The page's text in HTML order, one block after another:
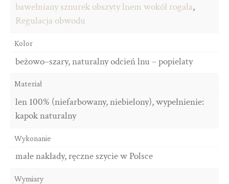
bawełniany sznurek obszyty lnem wokół rogala,
Regulacja obwodu
Kolor
beżowo–szary, naturalny odcień lnu – popielaty
Materiał
len 100% (niefarbowany, niebielony), wypełnienie:
kapok naturalny
Wykonanie
małe nakłady, ręczne szycie w Polsce
Wymiary